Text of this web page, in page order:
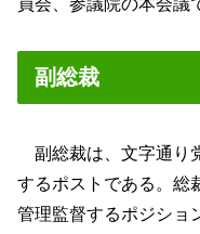
員会、参議院の本会議
副総裁
副総裁は、文字通り
するポストである。総
管理監督するポジショ